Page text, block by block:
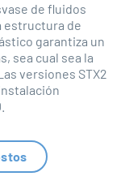
de fluidos
estructura de
garantiza un
sea cual sea la
versiones STX2